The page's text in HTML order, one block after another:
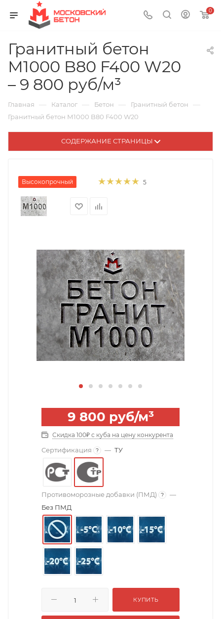
0
Гранитный бетон
М1000 B80 F400 W20
– 9 800 руб/м³
Главная — Каталог — Бетон — Гранитный бетон —
Гранитный бетон М1000 B80 F400 W20
СОДЕРЖАНИЕ СТРАНИЦЫ
Высокопрочный 5
9 800 руб/м³
Скидка 100₽ с куба на цену конкурента
Сертификация ? — ТУ
Противоморозные добавки (ПМД) ?
—
Без ПМД
КУПИТЬ